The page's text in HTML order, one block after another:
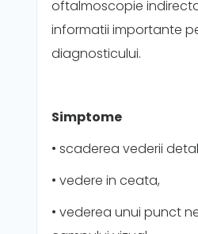
oftalmoscopie
informatii importante
diagnosticului.
Simptome
• scaderea vederii
• vedere in ceata,
• vederea unui punct